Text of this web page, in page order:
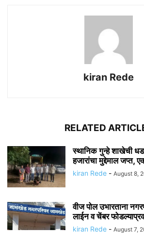
kiran Rede
RELATED
स्थानिक गुन्हे शाखेची
हजारांचा मुद्देमाल जप्त,
kiran Rede - August 8,
वीज पोल उभारताना
लाईन व चेंबर
kiran Rede - August 7,